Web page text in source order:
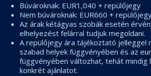
Búvároknak: EUR1,040 + repülőjegy
Nem búvároknak: EUR660 +
Az árak kétágyas szobák esetén
elhelyezést felárral tudjuk megoldani.
A repülőjegy ára tájékoztató jelleggel
szabad helyek függvényében és az
függvényében változhat, tehát mindig
konkrét ajánlatot.